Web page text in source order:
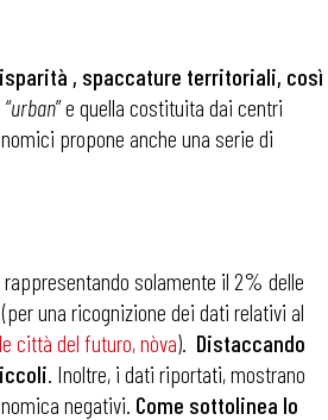
, spaccature territoriali, così
urban” e quella costituita dai centri
propone anche una serie di
rappresentando solamente il 2% delle
una ricognizione dei dati relativi al
città del futuro, nòva). Distaccando
. Inoltre, i dati riportati, mostrano
negativi. Come sottolinea lo